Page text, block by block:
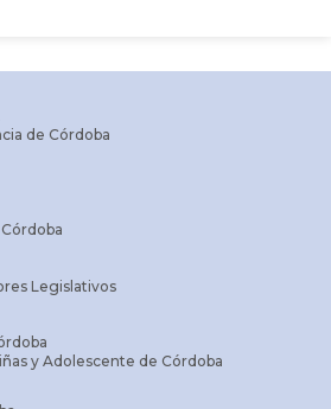
de Córdoba
Legislativos
y Adolescente de Córdoba